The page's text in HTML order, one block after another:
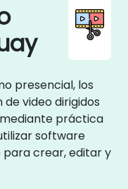
presencial, los
video dirigidos
práctica
software
para crear, editar y